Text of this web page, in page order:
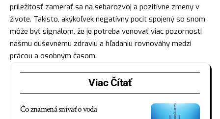
príležitosť zamerať sa na sebarozvoj a pozitívne zmeny v
živote. Takisto, akýkoľvek negatívny pocit spojený so snom
môže byť signálom, že je potreba venovať viac pozornosti
nášmu duševnému zdraviu a hľadaniu rovnováhy medzi
prácou a osobným časom.
Viac Čítať
Čo znamená snívať o voda